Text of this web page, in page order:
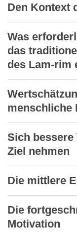
Den Kontext
Was
das
des Lam-rim
menschliche
Sich bessere
Ziel nehmen
Die mittlere
Die
Motivation